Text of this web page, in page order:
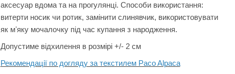
аксесуар вдома та на прогулянці. Способи використання:
витерти носик чи ротик, замінити слинявчик, використовувати
як мʼяку мочалочку під час купання з народження.
Допустиме відхилення в розмірі +/- 2 см
Рекомендації по догляду за текстилем Paco Alpaca